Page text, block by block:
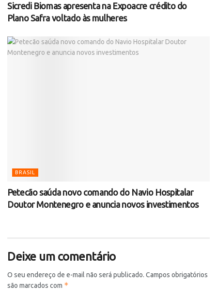
Sicredi Biomas apresenta na Expoacre crédito do
Plano Safra voltado às mulheres
BRASIL
Petecão saúda novo comando do Navio Hospitalar
Doutor Montenegro e anuncia novos investimentos
Deixe um comentário
O seu endereço de e-mail não será publicado. Campos obrigatórios
são marcados com *